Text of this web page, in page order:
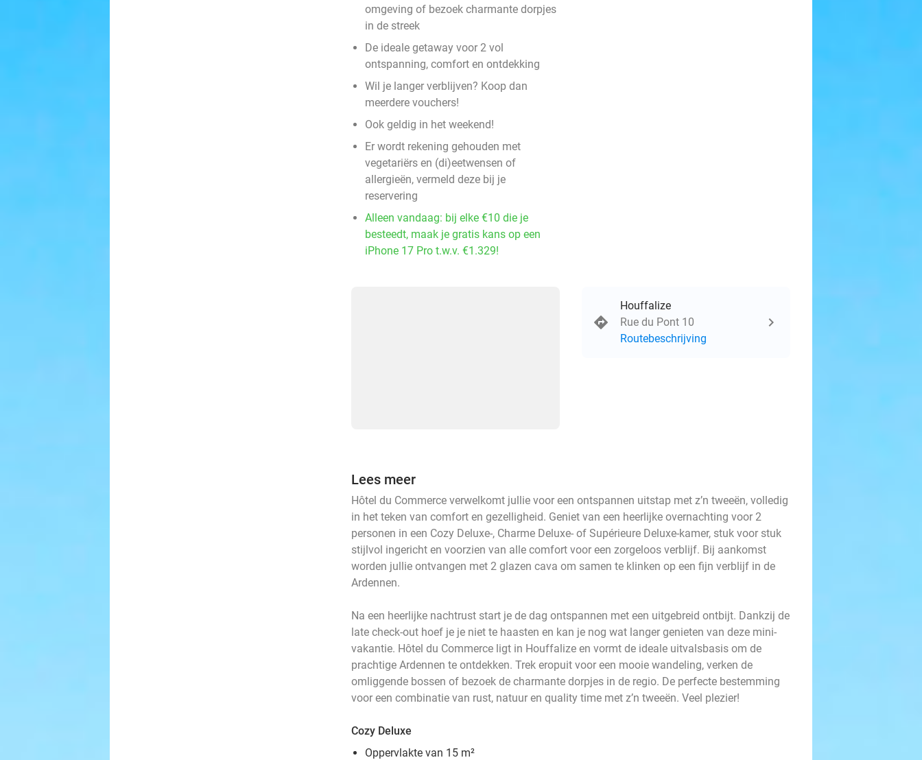
omgeving of bezoek charmante dorpjes
in de streek
De ideale getaway voor 2 vol
ontspanning, comfort en ontdekking
Wil je langer verblijven? Koop dan
meerdere vouchers!
Ook geldig in het weekend!
Er wordt rekening gehouden met
vegetariërs en (di)eetwensen of
allergieën, vermeld deze bij je
reservering
Alleen vandaag: bij elke €10 die je
besteedt, maak je gratis kans op een
iPhone 17 Pro t.w.v. €1.329!
Houffalize
Rue du Pont 10
Routebeschrijving
Lees meer
Hôtel du Commerce verwelkomt jullie voor een ontspannen uitstap met z’n tweeën, volledig
in het teken van comfort en gezelligheid. Geniet van een heerlijke overnachting voor 2
personen in een Cozy Deluxe-, Charme Deluxe- of Supérieure Deluxe-kamer, stuk voor stuk
stijlvol ingericht en voorzien van alle comfort voor een zorgeloos verblijf. Bij aankomst
worden jullie ontvangen met 2 glazen cava om samen te klinken op een fijn verblijf in de
Ardennen.
Na een heerlijke nachtrust start je de dag ontspannen met een uitgebreid ontbijt. Dankzij de
late check-out hoef je je niet te haasten en kan je nog wat langer genieten van deze mini-
vakantie. Hôtel du Commerce ligt in Houffalize en vormt de ideale uitvalsbasis om de
prachtige Ardennen te ontdekken. Trek eropuit voor een mooie wandeling, verken de
omliggende bossen of bezoek de charmante dorpjes in de regio. De perfecte bestemming
voor een combinatie van rust, natuur en quality time met z’n tweeën. Veel plezier!
Cozy Deluxe
Oppervlakte van 15 m²